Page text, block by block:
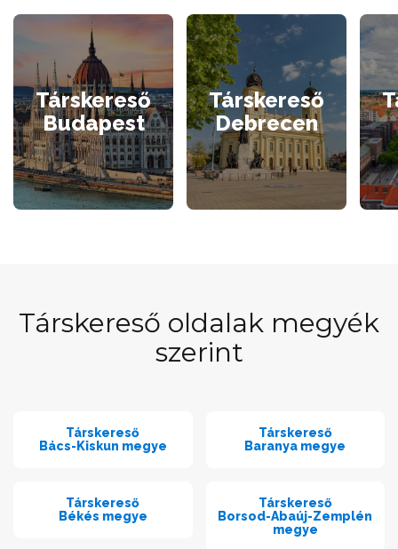
Társkereső
Budapest
Társkereső
Debrecen
Társkereső oldalak megyék
szerint
Társkereső
Bács-Kiskun megye
Társkereső
Baranya megye
Társkereső
Békés megye
Társkereső
Borsod-Abaúj-Zemplén
megye